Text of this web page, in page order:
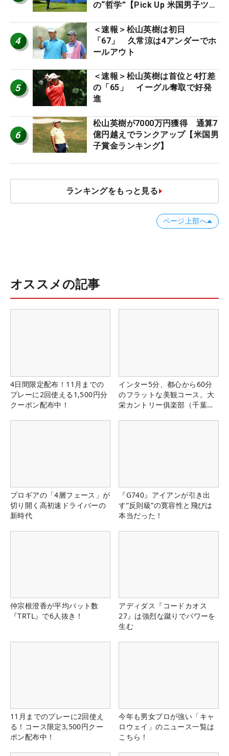
の“哲学”【Pick Up 米国男子ツア
4
＜速報＞松山英樹は初日
「67」 久常涼は4アンダーでホ
ールアウト
5
＜速報＞松山英樹は首位と4打差
の「65」 イーグル奪取で好発
進
6
松山英樹が7000万円獲得 通算7
億円越えでランクアップ【米国男
子賞金ランキング】
ランキングをもっと見る
ページ上部へ
オススメの記事
4日間限定配布！11月までの
プレーに2回使える1,500円分
クーポン配布中！
インター5分、都心から60分
のフラットな美観コース。大
栄カントリー俱楽部（千葉
プロギアの「4層フェース」が
切り開く高初速ドライバーの
新時代
『G740』アイアンが引き出
す“反則級”の寛容性と飛びは
本当だった！
仲宗根澄香が平均パット数
『TRTL』で6人抜き！
アディダス『コードカオス
27』は強烈な蹴りでパワーを
生む
11月までのプレーに2回使え
る！コース限定3,500円クー
ポン配布中！
今年も男女プロが強い「キャ
ロウェイ」のニュース一覧は
こちら！